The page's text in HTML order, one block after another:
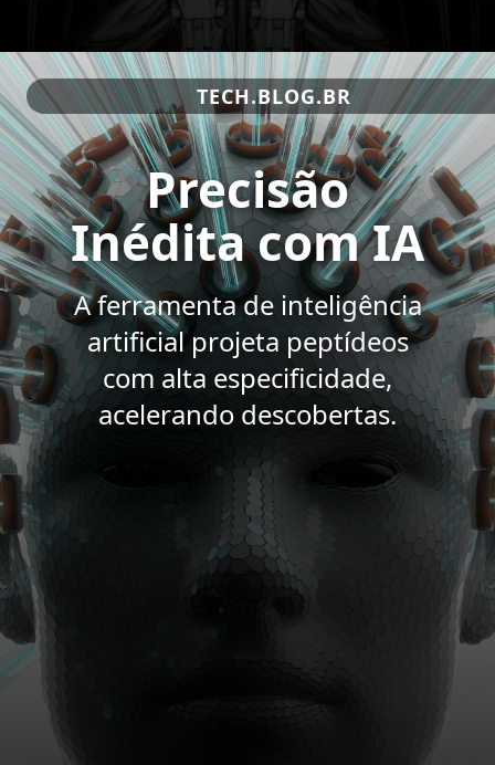
TECH.BLOG.BR
Precisão
Inédita com IA
A ferramenta de inteligência
artificial projeta peptídeos
com alta especificidade,
acelerando descobertas.